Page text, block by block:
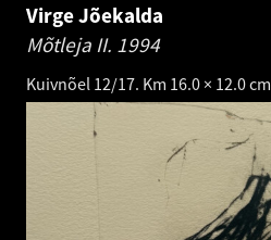
Virge Jõekalda
Mõtleja II. 1994
Kuivnõel 12/17. Km 16.0 × 12.0 cm